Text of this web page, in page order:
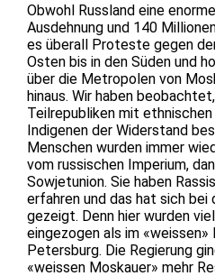
Obwohl Russland eine
Ausdehnung und 140
es überall Proteste gegen
Osten bis in den Süden und
über die Metropolen von
hinaus. Wir haben
Teilrepubliken mit
Indigenen der Widerstand
Menschen wurden immer
vom russischen Imperium,
Sowjetunion. Sie haben
erfahren und das hat sich bei
gezeigt. Denn hier wurden
eingezogen als im «weissen»
Petersburg. Die Regierung
«weissen Moskauer» mehr